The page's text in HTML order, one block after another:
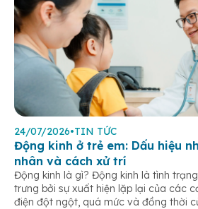
24/07/2026•TIN TỨC
Động kinh ở trẻ em: Dấu hiệu
nhân và cách xử trí
Động kinh là gì? Động kinh là tình
trưng bởi sự xuất hiện lặp lại của các
điện đột ngột, quá mức và đồng thời